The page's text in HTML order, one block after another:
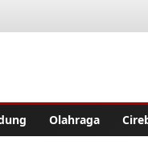
Olahraga